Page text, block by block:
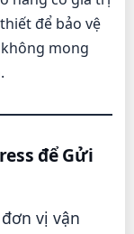
để bảo vệ
mong
để Gửi
vị vận